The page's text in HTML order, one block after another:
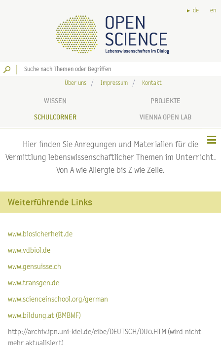
de en
Über uns Impressum Kontakt
WISSEN PROJEKTE
SCHULCORNER VIENNA OPEN LAB
Hier finden Sie Anregungen und Materialien für die
Vermittlung lebenswissenschaftlicher Themen im Unterricht.
Von A wie Allergie bis Z wie Zelle.
Weiterführende Links
www.biosicherheit.de
www.vdbiol.de
www.gensuisse.ch
www.transgen.de
www.scienceinschool.org/german
www.bildung.at (BMBWF)
http://archiv.ipn.uni-kiel.de/eibe/DEUTSCH/DU0.HTM (wird nicht
mehr aktualisiert)